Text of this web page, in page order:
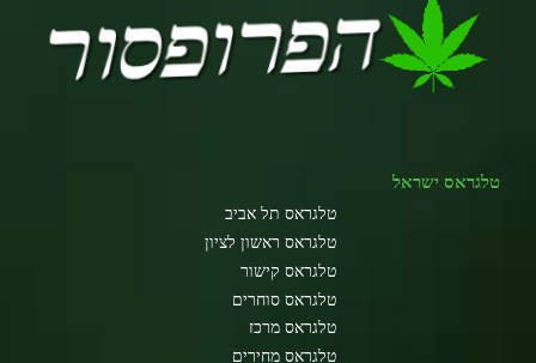
טלגראס ישראל
טלגראס תל אביב
טלגראס ראשון לציון
טלגראס קישור
טלגראס סוחרים
טלגראס מרכז
טלגראס מחירים